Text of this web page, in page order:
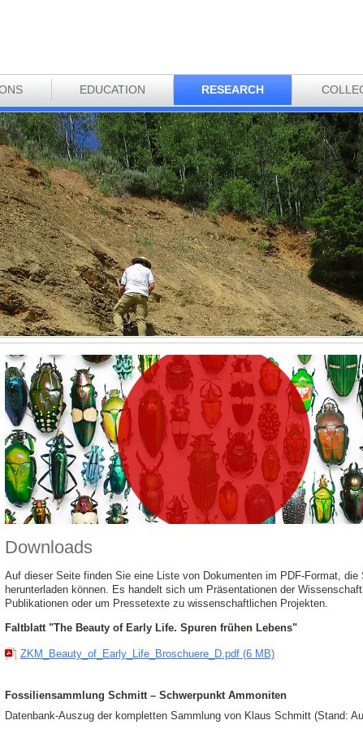
EDUCATION RESEARCH
Downloads
Auf dieser Seite finden Sie eine Liste von Dokumenten im PDF-Format,
herunterladen können. Es handelt sich um Präsentationen der
Publikationen oder um Pressetexte zu wissenschaftlichen Projekten.
Faltblatt "The Beauty of Early Life. Spuren frühen Lebens"
ZKM_Beauty_of_Early_Life_Broschuere_D.pdf (6 MB)
Fossiliensammlung Schmitt – Schwerpunkt Ammoniten
Datenbank-Auszug der kompletten Sammlung von Klaus Schmitt (Stand: